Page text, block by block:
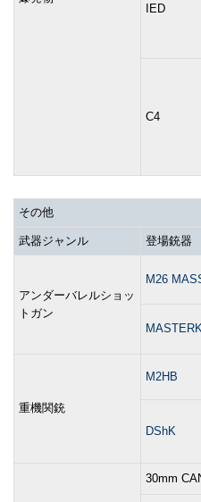
IED
C4
その他
武器ジャンル 登場銃器
アンダーバレルショッ
トガン
M26
重機関銃
M2HB
DShK
30mm